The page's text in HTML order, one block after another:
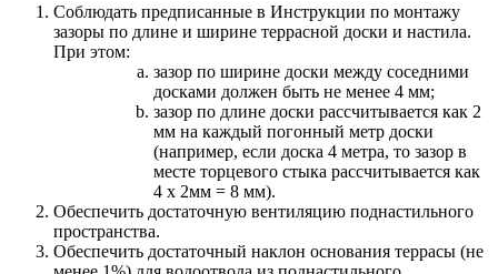
Соблюдать предписанные в Инструкции по монтажу
зазоры по длине и ширине террасной доски и настила.
При этом:
зазор по ширине доски между соседними
досками должен быть не менее 4 мм;
зазор по длине доски рассчитывается как 2
мм на каждый погонный метр доски
(например, если доска 4 метра, то зазор в
месте торцевого стыка рассчитывается как
4 х 2мм = 8 мм).
Обеспечить достаточную вентиляцию поднастильного
пространства.
Обеспечить достаточный наклон основания террасы (не